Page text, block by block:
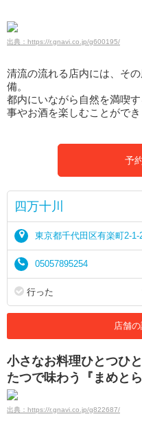
出典：https://r.gnavi.co.jp/g600195/
清流の流れる店内には、そ
備。
都内にいながら自然を満喫
事やお酒を楽しむことができ
予
四万十川
東京都千代田区有楽町2-
05057895254
行った
店舗
小さなお料理ひとつひ
たつで味わう『まめとら
出典：https://r.gnavi.co.jp/g822687/